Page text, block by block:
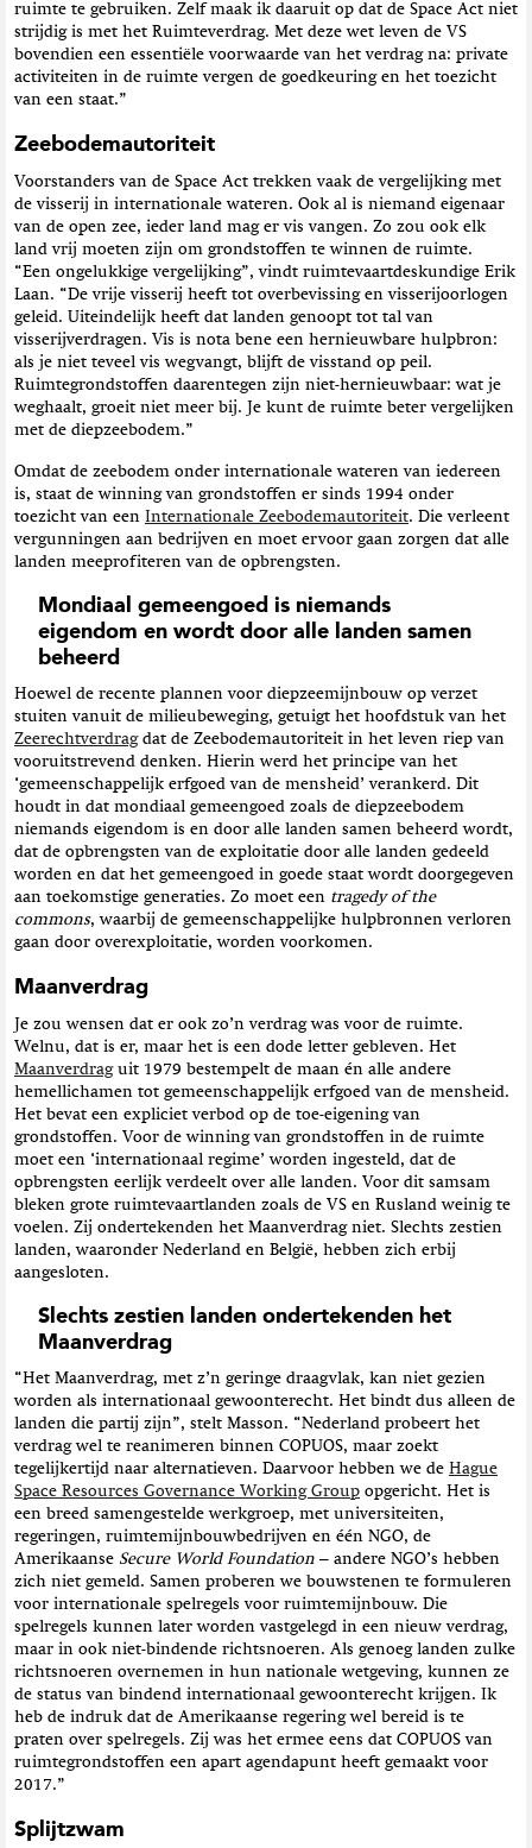
ruimte te gebruiken. Zelf maak ik daaruit op dat de Space Act niet
strijdig is met het Ruimteverdrag. Met deze wet leven de VS
bovendien een essentiële voorwaarde van het verdrag na: private
activiteiten in de ruimte vergen de goedkeuring en het toezicht
van een staat.”
Zeebodemautoriteit
Voorstanders van de Space Act trekken vaak de vergelijking met
de visserij in internationale wateren. Ook al is niemand eigenaar
van de open zee, ieder land mag er vis vangen. Zo zou ook elk
land vrij moeten zijn om grondstoffen te winnen de ruimte.
“Een ongelukkige vergelijking”, vindt ruimtevaartdeskundige Erik
Laan. “De vrije visserij heeft tot overbevissing en visserijoorlogen
geleid. Uiteindelijk heeft dat landen genoopt tot tal van
visserijverdragen. Vis is nota bene een hernieuwbare hulpbron:
als je niet teveel vis wegvangt, blijft de visstand op peil.
Ruimtegrondstoffen daarentegen zijn niet-hernieuwbaar: wat je
weghaalt, groeit niet meer bij. Je kunt de ruimte beter vergelijken
met de diepzeebodem.”
Omdat de zeebodem onder internationale wateren van iedereen
is, staat de winning van grondstoffen er sinds 1994 onder
toezicht van een Internationale Zeebodemautoriteit. Die verleent
vergunningen aan bedrijven en moet ervoor gaan zorgen dat alle
landen meeprofiteren van de opbrengsten.
Mondiaal gemeengoed is niemands
eigendom en wordt door alle landen samen
beheerd
Hoewel de recente plannen voor diepzeemijnbouw op verzet
stuiten vanuit de milieubeweging, getuigt het hoofdstuk van het
Zeerechtverdragdat de Zeebodemautoriteit in het leven riep van
vooruitstrevend denken. Hierin werd het principe van het
‘gemeenschappelijk erfgoed van de mensheid’ verankerd. Dit
houdt in dat mondiaal gemeengoed zoals de diepzeebodem
niemands eigendom is en door alle landen samen beheerd wordt,
dat de opbrengsten van de exploitatie door alle landen gedeeld
worden en dat het gemeengoed in goede staat wordt doorgegeven
aan toekomstige generaties. Zo moet een tragedy of the
commons, waarbij de gemeenschappelijke hulpbronnen verloren
gaan door overexploitatie, worden voorkomen.
Maanverdrag
Je zou wensen dat er ook zo’n verdrag was voor de ruimte.
Welnu, dat is er, maar het is een dode letter gebleven. Het
Maanverdraguit 1979 bestempelt de maan én alle andere
hemellichamen tot gemeenschappelijk erfgoed van de mensheid.
Het bevat een expliciet verbod op de toe-eigening van
grondstoffen. Voor de winning van grondstoffen in de ruimte
moet een ‘internationaal regime’ worden ingesteld, dat de
opbrengsten eerlijk verdeelt over alle landen. Voor dit samsam
bleken grote ruimtevaartlanden zoals de VS en Rusland weinig te
voelen. Zij ondertekenden het Maanverdrag niet. Slechts zestien
landen, waaronder Nederland en België, hebben zich erbij
aangesloten.
Slechts zestien landen ondertekenden het
Maanverdrag
“Het Maanverdrag, met z’n geringe draagvlak, kan niet gezien
worden als internationaal gewoonterecht. Het bindt dus alleen de
landen die partij zijn”, stelt Masson. “Nederland probeert het
verdrag wel te reanimeren binnen COPUOS, maar zoekt
tegelijkertijd naar alternatieven. Daarvoor hebben we de Hague
Space Resources Governance Working Group opgericht. Het is
een breed samengestelde werkgroep, met universiteiten,
regeringen, ruimtemijnbouwbedrijven en één NGO, de
Amerikaanse Secure World Foundation – andere NGO’s hebben
zich niet gemeld. Samen proberen we bouwstenen te formuleren
voor internationale spelregels voor ruimtemijnbouw. Die
spelregels kunnen later worden vastgelegd in een nieuw verdrag,
maar in ook niet-bindende richtsnoeren. Als genoeg landen zulke
richtsnoeren overnemen in hun nationale wetgeving, kunnen ze
de status van bindend internationaal gewoonterecht krijgen. Ik
heb de indruk dat de Amerikaanse regering wel bereid is te
praten over spelregels. Zij was het ermee eens dat COPUOS van
ruimtegrondstoffen een apart agendapunt heeft gemaakt voor
2017.”
Splijtzwam